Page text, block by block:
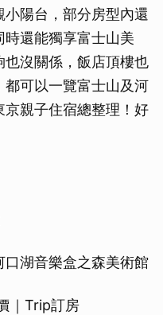
陽台，部分房型內還
還能獨享富士山美
沒關係，飯店頂樓也
可以一覽富士山及河
京親子住宿總整理！好
口湖音樂盒之森美術館
｜Trip訂房